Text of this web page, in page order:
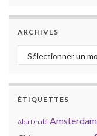
ARCHIVES
Archives
ÉTIQUETTES
Abu Dhabi Amsterdam